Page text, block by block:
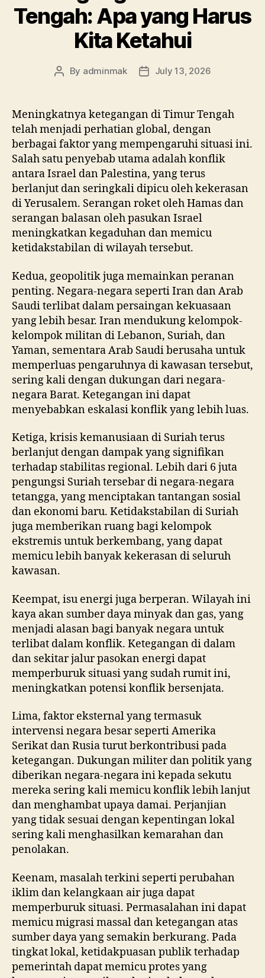
Tengah: Apa yang Harus
Kita Ketahui
Post
By adminmak
PostJuly 13, 2026
Meningkatnya ketegangan di Timur Tengah
telah menjadi perhatian global, dengan
berbagai faktor yang mempengaruhi situasi ini.
Salah satu penyebab utama adalah konflik
antara Israel dan Palestina, yang terus
berlanjut dan seringkali dipicu oleh kekerasan
di Yerusalem. Serangan roket oleh Hamas dan
serangan balasan oleh pasukan Israel
meningkatkan kegaduhan dan memicu
ketidakstabilan di wilayah tersebut.
Kedua, geopolitik juga memainkan peranan
penting. Negara-negara seperti Iran dan Arab
Saudi terlibat dalam persaingan kekuasaan
yang lebih besar. Iran mendukung kelompok-
kelompok militan di Lebanon, Suriah, dan
Yaman, sementara Arab Saudi berusaha untuk
memperluas pengaruhnya di kawasan tersebut,
sering kali dengan dukungan dari negara-
negara Barat. Ketegangan ini dapat
menyebabkan eskalasi konflik yang lebih luas.
Ketiga, krisis kemanusiaan di Suriah terus
berlanjut dengan dampak yang signifikan
terhadap stabilitas regional. Lebih dari 6 juta
pengungsi Suriah tersebar di negara-negara
tetangga, yang menciptakan tantangan sosial
dan ekonomi baru. Ketidakstabilan di Suriah
juga memberikan ruang bagi kelompok
ekstremis untuk berkembang, yang dapat
memicu lebih banyak kekerasan di seluruh
kawasan.
Keempat, isu energi juga berperan. Wilayah ini
kaya akan sumber daya minyak dan gas, yang
menjadi alasan bagi banyak negara untuk
terlibat dalam konflik. Ketegangan di dalam
dan sekitar jalur pasokan energi dapat
memperburuk situasi yang sudah rumit ini,
meningkatkan potensi konflik bersenjata.
Lima, faktor eksternal yang termasuk
intervensi negara besar seperti Amerika
Serikat dan Rusia turut berkontribusi pada
ketegangan. Dukungan militer dan politik yang
diberikan negara-negara ini kepada sekutu
mereka sering kali memicu konflik lebih lanjut
dan menghambat upaya damai. Perjanjian
yang tidak sesuai dengan kepentingan lokal
sering kali menghasilkan kemarahan dan
penolakan.
Keenam, masalah terkini seperti perubahan
iklim dan kelangkaan air juga dapat
memperburuk situasi. Permasalahan ini dapat
memicu migrasi massal dan ketegangan atas
sumber daya yang semakin berkurang. Pada
tingkat lokal, ketidakpuasan publik terhadap
pemerintah dapat memicu protes yang